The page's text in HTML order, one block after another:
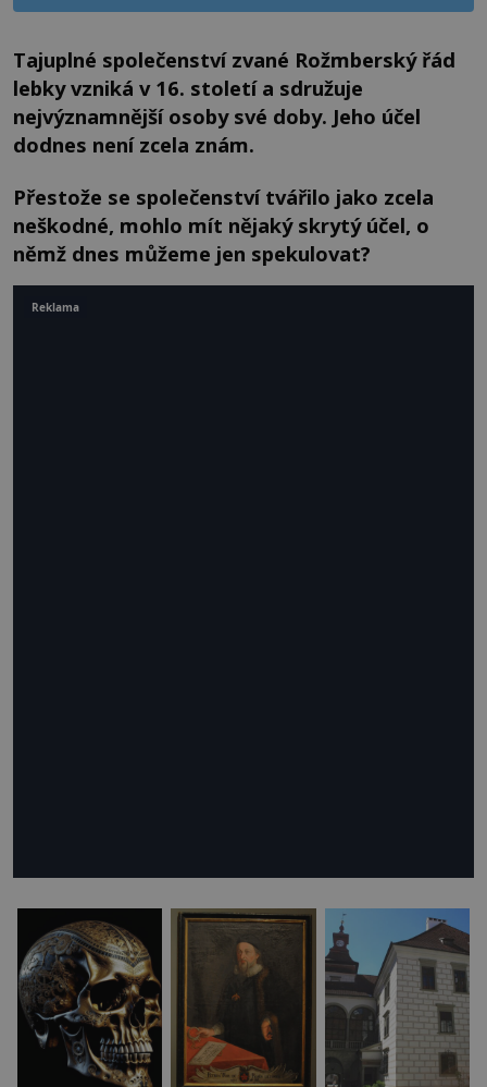
Tajuplné společenství zvané Rožmberský řád
lebky vzniká v 16. století a sdružuje
nejvýznamnější osoby své doby. Jeho účel
dodnes není zcela znám.
Přestože se společenství tvářilo jako zcela
neškodné, mohlo mít nějaký skrytý účel, o
němž dnes můžeme jen spekulovat?
Reklama